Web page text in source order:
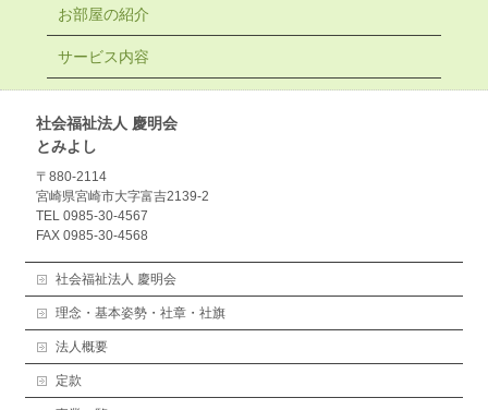
お部屋の紹介
サービス内容
社会福祉法人 慶明会
とみよし
〒880-2114
宮崎県宮崎市大字富吉2139-2
TEL 0985-30-4567
FAX 0985-30-4568
社会福祉法人 慶明会
理念・基本姿勢・社章・社旗
法人概要
定款